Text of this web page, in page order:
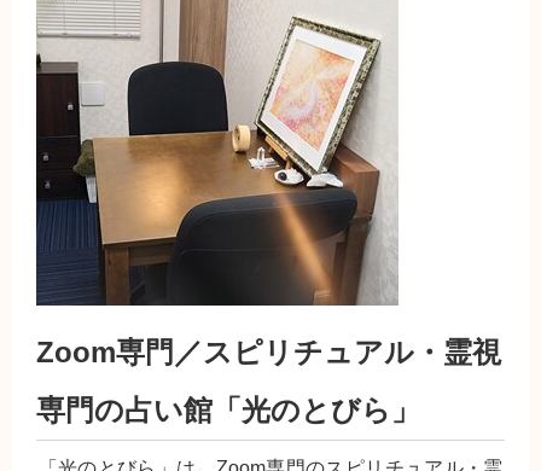
Zoom専門／スピリチュアル・霊視
専門の占い館「光のとびら」